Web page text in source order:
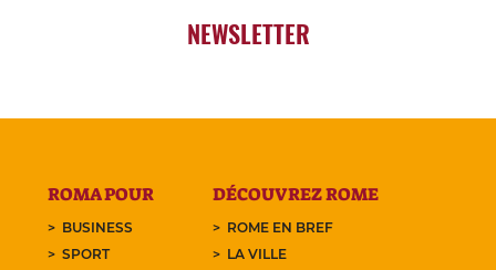
NEWSLETTER
ROMA POUR
BUSINESS
SPORT
DÉCOUVREZ ROME
ROME EN BREF
LA VILLE